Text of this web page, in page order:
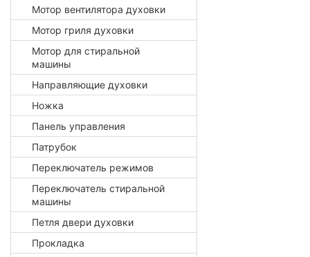
Мотор вентилятора духовки
Мотор гриля духовки
Мотор для стиральной
машины
Направляющие духовки
Ножка
Панель управления
Патрубок
Переключатель режимов
Переключатель стиральной
машины
Петля двери духовки
Прокладка